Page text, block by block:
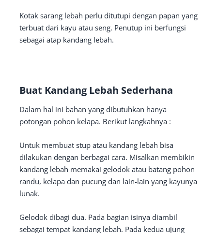
Kotak sarang lebah perlu ditutupi dengan papan yang
terbuat dari kayu atau seng. Penutup ini berfungsi
sebagai atap kandang lebah.
Buat Kandang Lebah Sederhana
Dalam hal ini bahan yang dibutuhkan hanya
potongan pohon kelapa. Berikut langkahnya :
Untuk membuat stup atau kandang lebah bisa
dilakukan dengan berbagai cara. Misalkan membikin
kandang lebah memakai gelodok atau batang pohon
randu, kelapa dan pucung dan lain-lain yang kayunya
lunak.
Gelodok dibagi dua. Pada bagian isinya diambil
sebagai tempat kandang lebah. Pada kedua ujung